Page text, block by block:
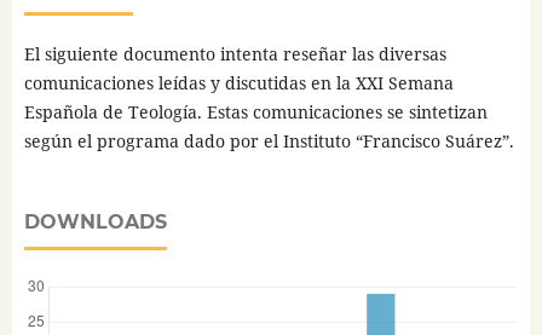
El siguiente documento intenta reseñar las diversas
comunicaciones leídas y discutidas en la XXI Semana
Española de Teología. Estas comunicaciones se sintetizan
según el programa dado por el Instituto “Francisco Suárez”.
DOWNLOADS